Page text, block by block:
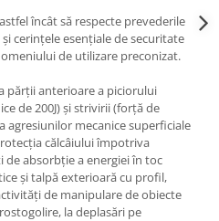
încât să respecte prevederile
cerinţele esenţiale de securitate
de utilizare preconizat.
părţii anterioare a piciorului
de 200J) şi strivirii (forţă de
agresiunilor mecanice superficiale
călcâiului împotriva
absorbţie a energiei în toc
şi talpă exterioară cu profil,
de manipulare de obiecte
la deplasări pe